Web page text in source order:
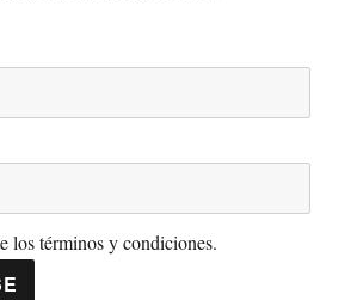
los términos y condiciones.